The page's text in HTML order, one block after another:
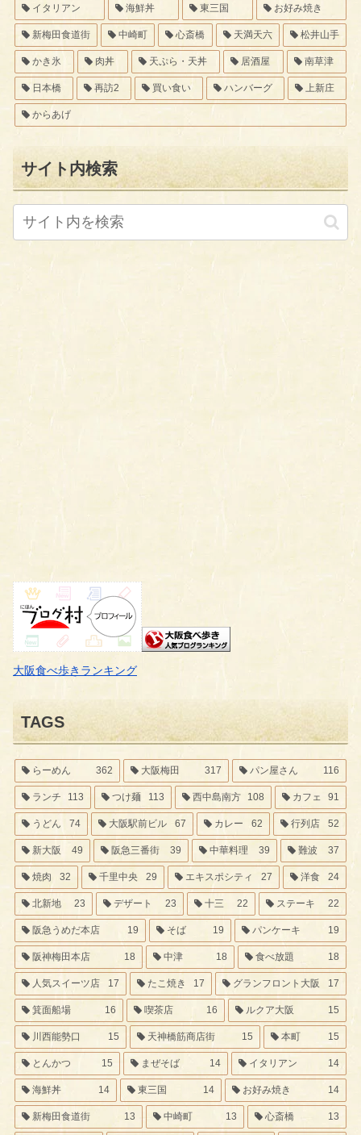
イタリアン 海鮮丼 東三国 お好み焼き
新梅田食道街 中崎町 心斎橋 天満天六 松井山手
かき氷 肉丼 天ぷら・天丼 居酒屋 南草津
日本橋 再訪2 買い食い ハンバーグ 上新庄
からあげ
サイト内検索
大阪食べ歩きランキング
TAGS
らーめん 362 大阪梅田 317 パン屋さん 116
ランチ 113 つけ麺 113 西中島南方 108 カフェ 91
うどん 74 大阪駅前ビル 67 カレー 62 行列店 52
新大阪 49 阪急三番街 39 中華料理 39 難波 37
焼肉 32 千里中央 29 エキスポシティ 27 洋食 24
北新地 23 デザート 23 十三 22 ステーキ 22
阪急うめだ本店 19 そば 19 パンケーキ 19
阪神梅田本店 18 中津 18 食べ放題 18
人気スイーツ店 17 たこ焼き 17 グランフロント大阪 17
箕面船場 16 喫茶店 16 ルクア大阪 15
川西能勢口 15 天神橋筋商店街 15 本町 15
とんかつ 15 まぜそば 14 イタリアン 14
海鮮丼 14 東三国 14 お好み焼き 14
新梅田食道街 13 中崎町 13 心斎橋 13